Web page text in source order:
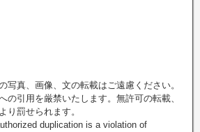
写真、画像、文の転載はご遠慮ください。
の引用を厳禁いたします。無許可の転載、
り罰せられます。
duplication is a violation of